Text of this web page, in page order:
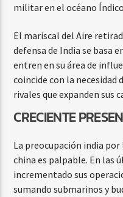
militar en el océano
El mariscal del Aire
defensa de India se basa
entren en su área de
coincide con la necesidad
rivales que expanden sus
CRECIENTE
La preocupación india
china es palpable. En las
incrementado sus
sumando submarinos y